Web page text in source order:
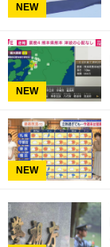
NEW
NEW
NEW